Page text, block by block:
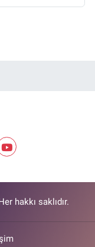
hakkı saklıdır.